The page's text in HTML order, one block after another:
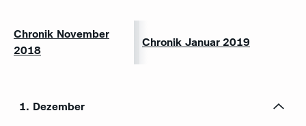
Chronik November
2018
Chronik Januar 2019
1. Dezember